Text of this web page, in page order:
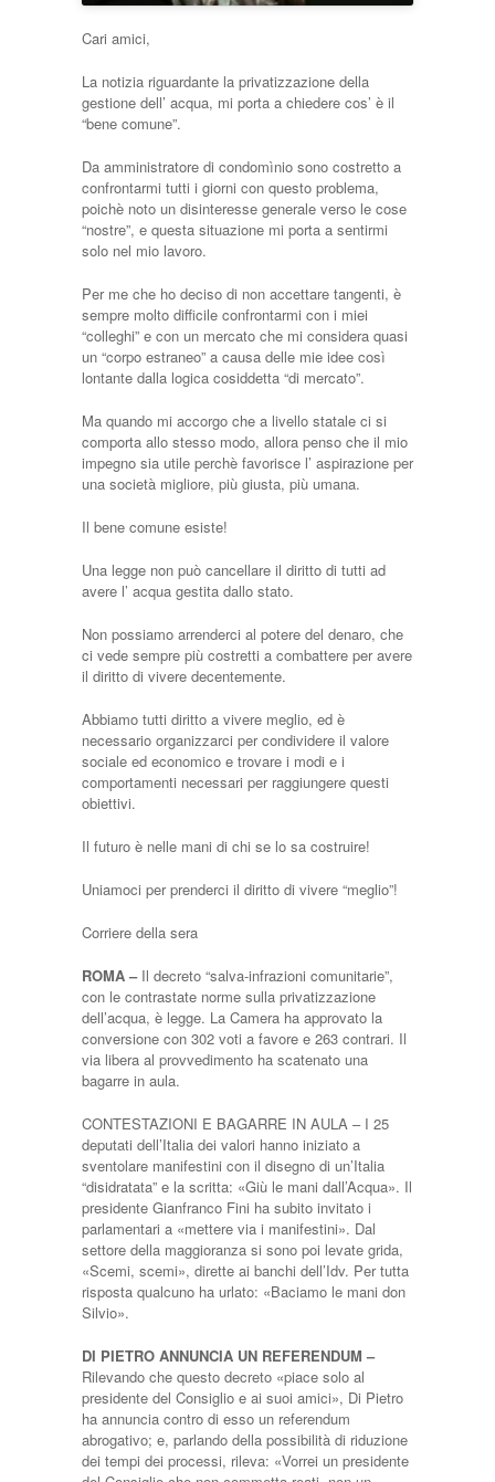
Cari amici,
La notizia riguardante la privatizzazione della
gestione dell’ acqua, mi porta a chiedere cos’ è il
“bene comune”.
Da amministratore di condomìnio sono costretto a
confrontarmi tutti i giorni con questo problema,
poichè noto un disinteresse generale verso le cose
“nostre”, e questa situazione mi porta a sentirmi
solo nel mio lavoro.
Per me che ho deciso di non accettare tangenti, è
sempre molto difficile confrontarmi con i miei
“colleghi” e con un mercato che mi considera quasi
un “corpo estraneo” a causa delle mie idee così
lontante dalla logica cosiddetta “di mercato”.
Ma quando mi accorgo che a livello statale ci si
comporta allo stesso modo, allora penso che il mio
impegno sia utile perchè favorisce l’ aspirazione per
una società migliore, più giusta, più umana.
Il bene comune esiste!
Una legge non può cancellare il diritto di tutti ad
avere l’ acqua gestita dallo stato.
Non possiamo arrenderci al potere del denaro, che
ci vede sempre più costretti a combattere per avere
il diritto di vivere decentemente.
Abbiamo tutti diritto a vivere meglio, ed è
necessario organizzarci per condividere il valore
sociale ed economico e trovare i modi e i
comportamenti necessari per raggiungere questi
obiettivi.
Il futuro è nelle mani di chi se lo sa costruire!
Uniamoci per prenderci il diritto di vivere “meglio”!
Corriere della sera
ROMA – Il decreto “salva-infrazioni comunitarie”,
con le contrastate norme sulla privatizzazione
dell’acqua, è legge. La Camera ha approvato la
conversione con 302 voti a favore e 263 contrari. Il
via libera al provvedimento ha scatenato una
bagarre in aula.
CONTESTAZIONI E BAGARRE IN AULA – I 25
deputati dell’Italia dei valori hanno iniziato a
sventolare manifestini con il disegno di un’Italia
“disidratata” e la scritta: «Giù le mani dall’Acqua». Il
presidente Gianfranco Fini ha subito invitato i
parlamentari a «mettere via i manifestini». Dal
settore della maggioranza si sono poi levate grida,
«Scemi, scemi», dirette ai banchi dell’Idv. Per tutta
risposta qualcuno ha urlato: «Baciamo le mani don
Silvio».
DI PIETRO ANNUNCIA UN REFERENDUM –
Rilevando che questo decreto «piace solo al
presidente del Consiglio e ai suoi amici», Di Pietro
ha annuncia contro di esso un referendum
abrogativo; e, parlando della possibilità di riduzione
dei tempi dei processi, rileva: «Vorrei un presidente